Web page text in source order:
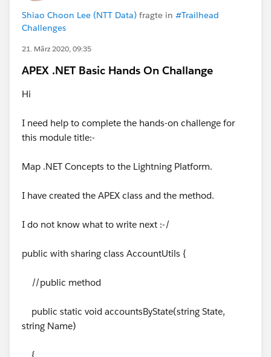
Shiao Choon Lee (NTT Data) fragte in #Trailhead
Challenges
21. März 2020, 09:35
APEX .NET Basic Hands On Challange
Hi
I need help to complete the hands-on challenge for
this module title:-
Map .NET Concepts to the Lightning Platform.
I have created the APEX class and the method.
I do not know what to write next :-/
public with sharing class AccountUtils {
//public method
public static void accountsByState(string State,
string Name)